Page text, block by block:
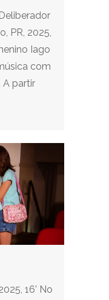
PR, 2025,
Iago
com
A partir
16’ No